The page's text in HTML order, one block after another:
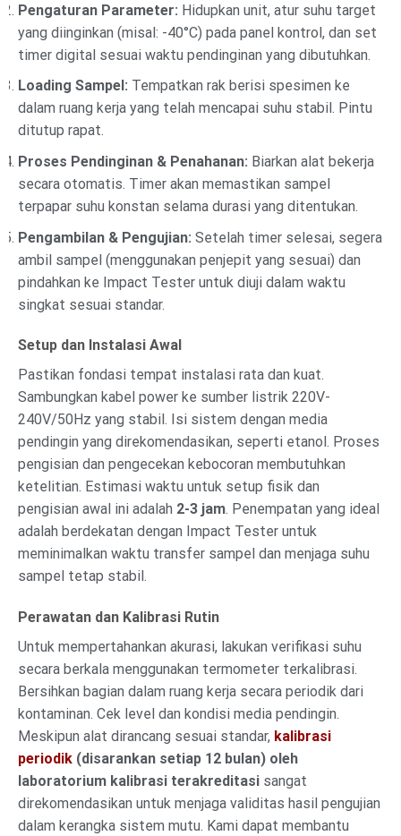
Pengaturan Parameter: Hidupkan unit, atur suhu target
yang diinginkan (misal: -40°C) pada panel kontrol, dan set
timer digital sesuai waktu pendinginan yang dibutuhkan.
Loading Sampel: Tempatkan rak berisi spesimen ke
dalam ruang kerja yang telah mencapai suhu stabil. Pintu
ditutup rapat.
Proses Pendinginan & Penahanan: Biarkan alat bekerja
secara otomatis. Timer akan memastikan sampel
terpapar suhu konstan selama durasi yang ditentukan.
Pengambilan & Pengujian: Setelah timer selesai, segera
ambil sampel (menggunakan penjepit yang sesuai) dan
pindahkan ke Impact Tester untuk diuji dalam waktu
singkat sesuai standar.
Setup dan Instalasi Awal
Pastikan fondasi tempat instalasi rata dan kuat.
Sambungkan kabel power ke sumber listrik 220V-
240V/50Hz yang stabil. Isi sistem dengan media
pendingin yang direkomendasikan, seperti etanol. Proses
pengisian dan pengecekan kebocoran membutuhkan
ketelitian. Estimasi waktu untuk setup fisik dan
pengisian awal ini adalah 2-3 jam. Penempatan yang ideal
adalah berdekatan dengan Impact Tester untuk
meminimalkan waktu transfer sampel dan menjaga suhu
sampel tetap stabil.
Perawatan dan Kalibrasi Rutin
Untuk mempertahankan akurasi, lakukan verifikasi suhu
secara berkala menggunakan termometer terkalibrasi.
Bersihkan bagian dalam ruang kerja secara periodik dari
kontaminan. Cek level dan kondisi media pendingin.
Meskipun alat dirancang sesuai standar, kalibrasi
periodik (disarankan setiap 12 bulan) oleh
laboratorium kalibrasi terakreditasi sangat
direkomendasikan untuk menjaga validitas hasil pengujian
dalam kerangka sistem mutu. Kami dapat membantu